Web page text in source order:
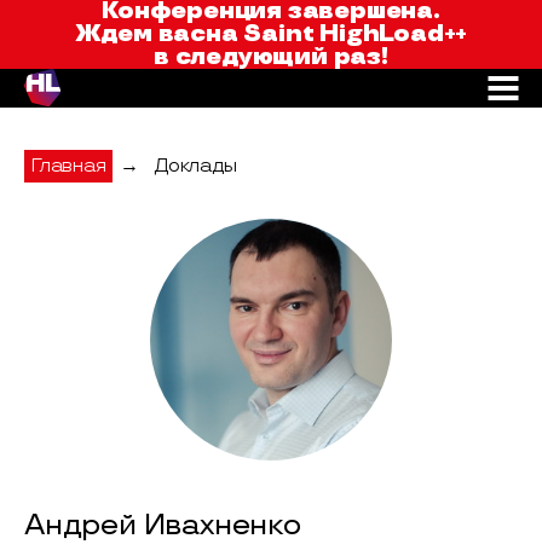
Saint HighLoad++Конференция завершена.
Ждем васна Saint HighLoad++
в следующий раз!
Главная → Доклады
Андрей Ивахненко